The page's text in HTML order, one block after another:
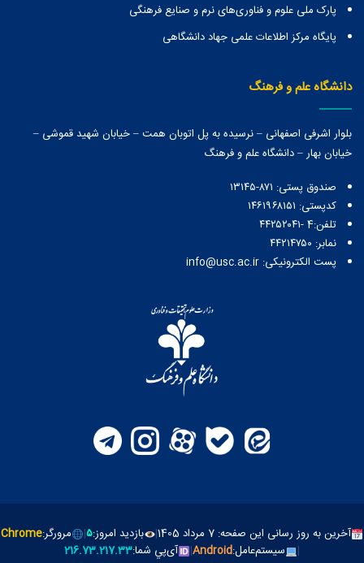
پارک ملی علوم و فناوری‌های نرم و صنایع فرهنگی
پایگاه مرکز اطلاعات علمی جهاد دانشگاهی
دانشگاه علم و فرهنگ
بلوار اشرفی اصفهانی – نرسیده به پل اتوبان همت – خیابان شهید قموشی –
خیابان بهار – دانشگاه علم و فرهنگ
صندوق پستی:‌ ۸۷۱-۱۳۱۴۵
کدپستی: ۱۴۶۱۹۶۸۱۵۱
تلفن:4 -۴۴۲۵۲۰۴۱
نمابر: ۴۴۲۱۴۷۵۰
پست الکترونیکی: info@usc.ac.ir
آخرین به روز رسانی این صفحه: 7 مرداد 1405 | بازدید امروز:۵| مرورگر:Chrome
|
سیستم‌عامل:Android
| آی‌پي شما:216.73.217.33